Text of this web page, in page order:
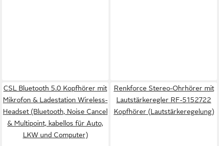
CSL Bluetooth 5.0 Kopfhörer mit
Mikrofon & Ladestation Wireless-
Headset (Bluetooth, Noise Cancel
& Multipoint, kabellos für Auto,
LKW und Computer)
Renkforce Stereo-Ohrhörer mit
Lautstärkeregler RF-5152722
Kopfhörer (Lautstärkeregelung)